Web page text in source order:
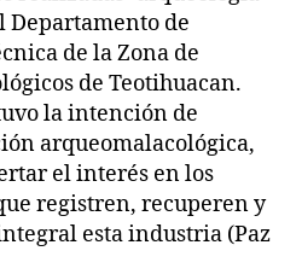
Departamento de
de la Zona de
de Teotihuacan.
la intención de
arqueomalacológica,
el interés en los
registren, recuperen y
esta industria (Paz